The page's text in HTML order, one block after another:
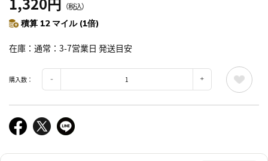
（税込）
積算 12 マイル (1倍)
在庫 通常：3-7営業日 発送目安
購入数：